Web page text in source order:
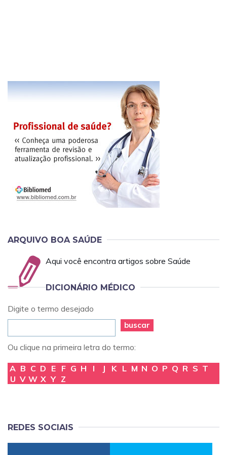
ARQUIVO BOA SAÚDE
Aqui você encontra artigos sobre Saúde
DICIONÁRIO MÉDICO
Digite o termo desejado
buscar
Ou clique na primeira letra do termo:
A B C D E F G H I J K L M N O P Q R S T
U V W X Y Z
REDES SOCIAIS